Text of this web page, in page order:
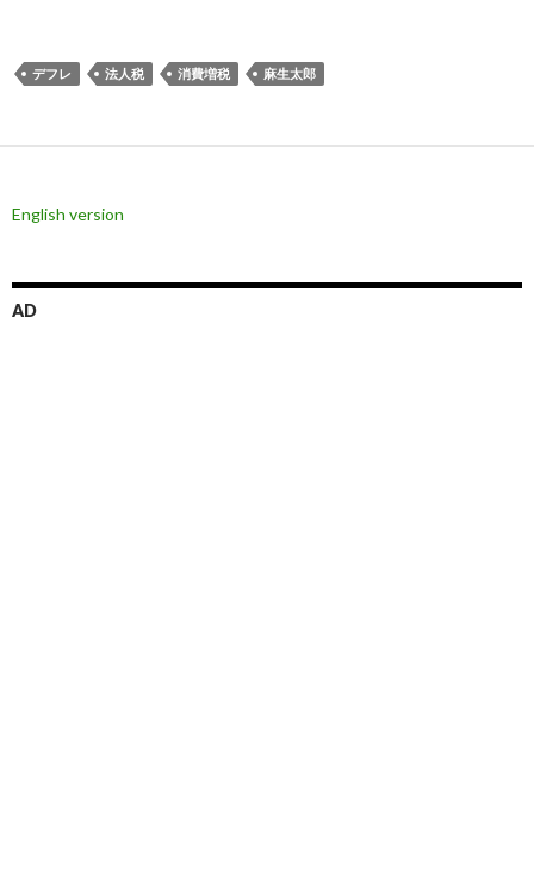
デフレ 法人税 消費増税 麻生太郎
English version
AD